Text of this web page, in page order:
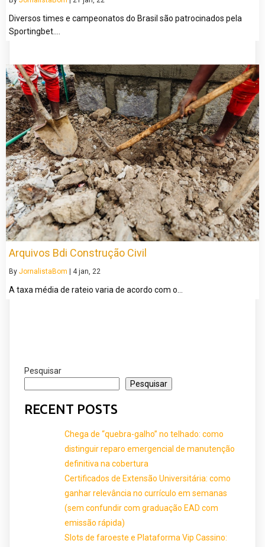
Diversos times e campeonatos do Brasil são patrocinados pela
Sportingbet.…
Arquivos Bdi Construção Civil
By JornalistaBom 4 jan, 22
A taxa média de rateio varia de acordo com o…
Pesquisar
Pesquisar
RECENT POSTS
Chega de “quebra-galho” no telhado: como
distinguir reparo emergencial de manutenção
definitiva na cobertura
Certificados de Extensão Universitária: como
ganhar relevância no currículo em semanas
(sem confundir com graduação EAD com
emissão rápida)
Slots de faroeste e Plataforma Vip Cassino: